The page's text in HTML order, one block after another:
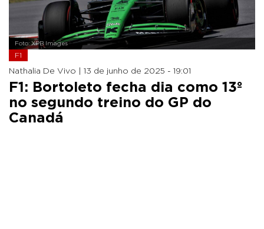
Foto: XPB Images
F1
Nathalia De Vivo | 13 de junho de 2025 - 19:01
F1: Bortoleto fecha dia como 13º
no segundo treino do GP do
Canadá